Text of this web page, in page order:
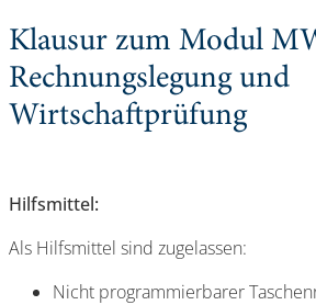
Klausur zum Modul
Rechnungslegung und
Wirtschaftprüfung
Hilfsmittel:
Als Hilfsmittel sind zugelassen:
Nicht programmierbarer